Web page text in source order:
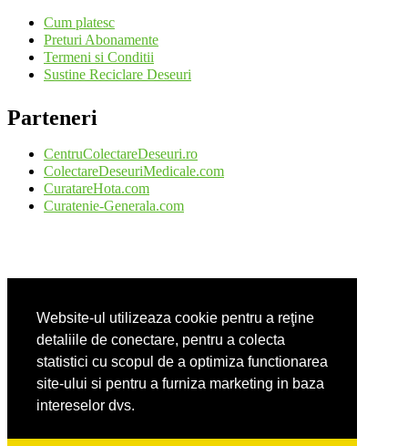
Website-ul utilizeaza cookie pentru a reţine
detaliile de conectare, pentru a colecta
statistici cu scopul de a optimiza functionarea
site-ului si pentru a furniza marketing in baza
intereselor dvs.
Cum platesc
Preturi Abonamente
Termeni si Conditii
Sustine Reciclare Deseuri
Parteneri
CentruColectareDeseuri.ro
ColectareDeseuriMedicale.com
CuratareHota.com
Curatenie-Generala.com
Spalatorie-Curatatorie.com
Spalatorie-Curatatorie.ro